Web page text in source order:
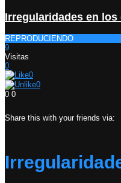
Irregularidades en
REPRODUCIENDO
9
Visitas
0
0
0
0 0
Share this with your friends